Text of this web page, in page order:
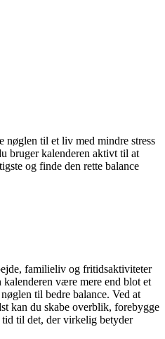
til et liv med mindre stress
bruger kalenderen aktivt til at
og finde den rette balance
familieliv og fritidsaktiviteter
være mere end blot et
til bedre balance. Ved at
kan du skabe overblik, forebygge
tid til det, der virkelig betyder